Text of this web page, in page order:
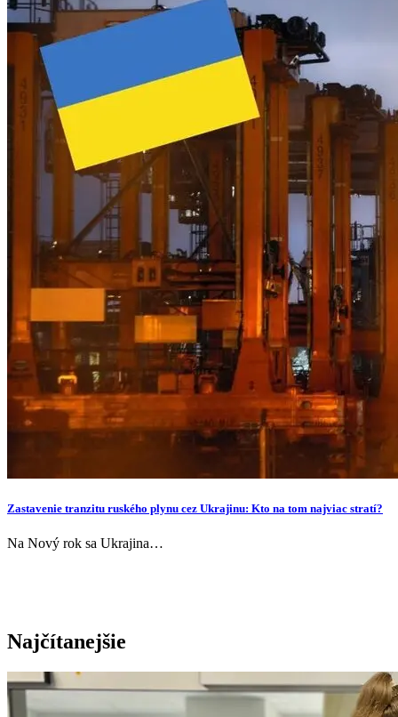
Zastavenie tranzitu ruského plynu cez Ukrajinu: Kto na tom najviac stratí?
Na Nový rok sa Ukrajina…
Najčítanejšie